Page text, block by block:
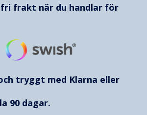
fri frakt när du handlar för
tryggt med Klarna eller
90 dagar.